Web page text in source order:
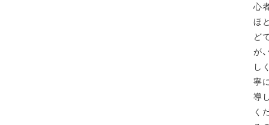
心
ほ
ど
が
し
寧
導
く